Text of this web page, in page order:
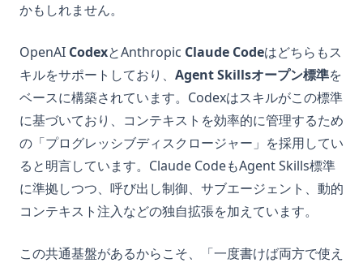
かもしれません。
OpenAI CodexとAnthropic Claude Codeはどちらもス
キルをサポートしており、 Agent Skillsオープン標準を
ベースに構築されています。Codexはスキルがこの標準
に基づいており、コンテキストを効率的に管理するため
の「プログレッシブディスクロージャー」を採用してい
ると明言しています。Claude CodeもAgent Skills標準
に準拠しつつ、呼び出し制御、サブエージェント、動的
コンテキスト注入などの独自拡張を加えています。
この共通基盤があるからこそ、「一度書けば両方で使え